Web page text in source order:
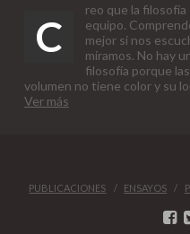
C
reo que la
equipo.
mejor si nos
miramos. No hay
filosofía porque
volumen no tiene color y su
Ver más
PUBLICACIONES ENSAYOS